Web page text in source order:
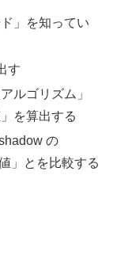
」を知ってい
す
ルゴリズム」
を算出する
の
」とを比較する